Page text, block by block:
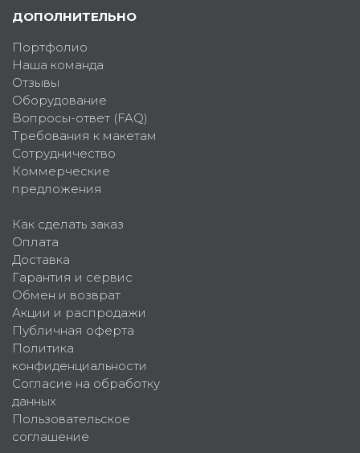
ДОПОЛНИТЕЛЬНО
Портфолио
Наша команда
Отзывы
Оборудование
Вопросы-ответ (FAQ)
Требования к макетам
Сотрудничество
Коммерческие
предложения
Как сделать заказ
Оплата
Доставка
Гарантия и сервис
Обмен и возврат
Акции и распродажи
Публичная оферта
Политика
конфиденциальности
Согласие на обработку
данных
Пользовательское
соглашение